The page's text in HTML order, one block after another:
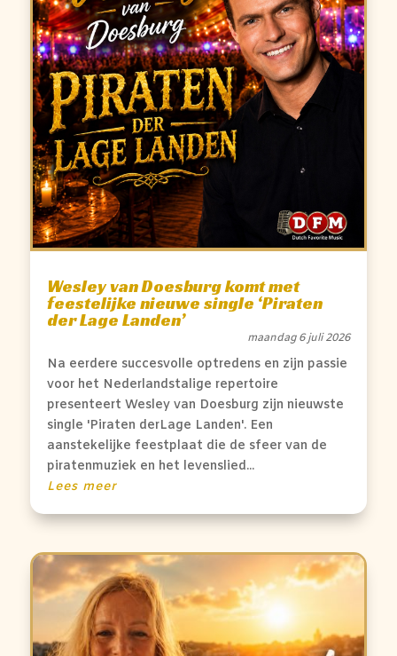
Wesley van Doesburg komt met
feestelijke nieuwe single ‘Piraten
der Lage Landen’
maandag 6 juli 2026
Na eerdere succesvolle optredens en zijn passie
voor het Nederlandstalige repertoire
presenteert Wesley van Doesburg zijn nieuwste
single 'Piraten derLage Landen'. Een
aanstekelijke feestplaat die de sfeer van de
piratenmuziek en het levenslied...
Lees meer